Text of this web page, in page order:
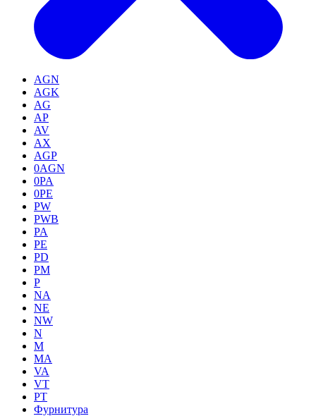
AGN
AGK
AG
AP
AV
AX
AGP
0AGN
0PA
0PE
PW
PWB
PA
PE
PD
PM
P
NA
NE
NW
N
M
MA
VA
VT
PT
Фурнитура